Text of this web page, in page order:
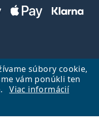
súbory cookie,
vám ponúkli ten
Viac informácií
Lentiamo s.r.o., Česká